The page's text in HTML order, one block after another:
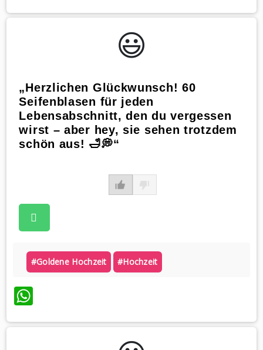
😃️
„Herzlichen Glückwunsch! 60
Seifenblasen für jeden
Lebensabschnitt, den du vergessen
wirst – aber hey, sie sehen trotzdem
schön aus! 🛁💭“
#goldene Hochzeit #hochzeit
WhatsApp